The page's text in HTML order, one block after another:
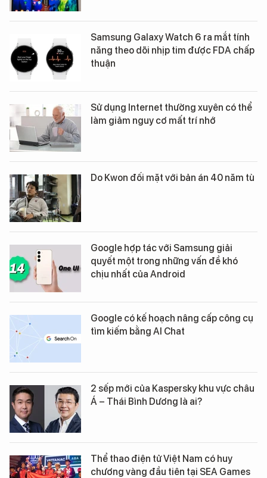
Samsung Galaxy Watch 6 ra mắt tính
năng theo dõi nhịp tim được FDA chấp
thuận
Sử dụng Internet thường xuyên có thể
làm giảm nguy cơ mất trí nhớ
Do Kwon đối mặt với bản án 40 năm tù
Google hợp tác với Samsung giải
quyết một trong những vấn đề khó
chịu nhất của Android
Google có kế hoạch nâng cấp công cụ
tìm kiếm bằng AI Chat
2 sếp mới của Kaspersky khu vực châu
Á – Thái Bình Dương là ai?
Thể thao điện tử Việt Nam có huy
chương vàng đầu tiên tại SEA Games